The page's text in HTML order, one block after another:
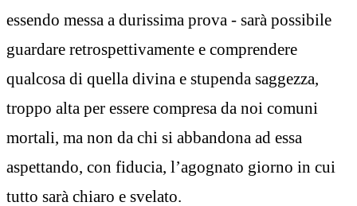
essendo messa a durissima prova - sarà possibile
guardare retrospettivamente e comprendere
qualcosa di quella divina e stupenda saggezza,
troppo alta per essere compresa da noi comuni
mortali, ma non da chi si abbandona ad essa
aspettando, con fiducia, l’agognato giorno in cui
tutto sarà chiaro e svelato.